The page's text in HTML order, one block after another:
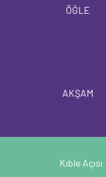
ÖĞLE
AKŞAM
Kıble Açısı